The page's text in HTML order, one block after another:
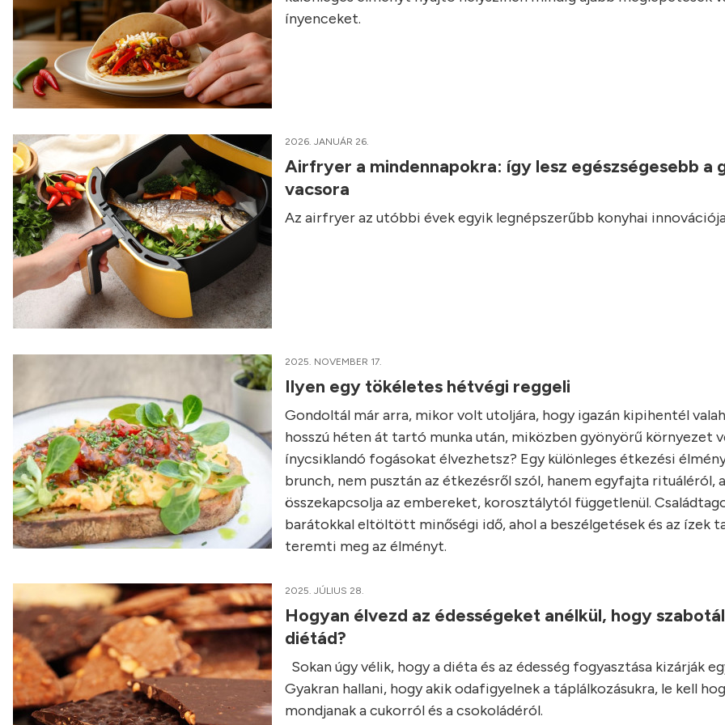
ínyenceket.
2026. JANUÁR 26.
Airfryer a mindennapokra: így lesz egészségesebb a
vacsora
Az airfryer az utóbbi évek egyik legnépszerűbb konyhai
2025. NOVEMBER 17.
Ilyen egy tökéletes hétvégi reggeli
Gondoltál már arra, mikor volt utoljára, hogy igazán kipihentél
hosszú héten át tartó munka után, miközben gyönyörű környezet
ínycsiklandó fogásokat élvezhetsz? Egy különleges étkezési
brunch, nem pusztán az étkezésről szól, hanem egyfajta rituáléról,
összekapcsolja az embereket, korosztálytól függetlenül.
barátokkal eltöltött minőségi idő, ahol a beszélgetések és az ízek
teremti meg az élményt.
2025. JÚLIUS 28.
Hogyan élvezd az édességeket anélkül, hogy
diétád?
Sokan úgy vélik, hogy a diéta és az édesség fogyasztása kizárják
Gyakran hallani, hogy akik odafigyelnek a táplálkozásukra, le kell
mondjanak a cukorról és a csokoládéról.